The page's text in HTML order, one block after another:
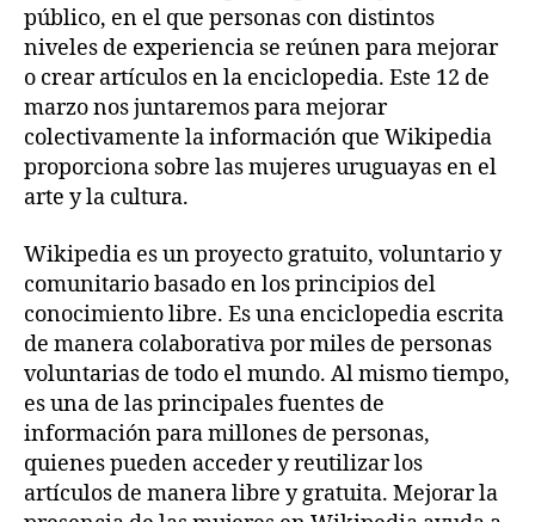
público, en el que personas con distintos
niveles de experiencia se reúnen para mejorar
o crear artículos en la enciclopedia. Este 12 de
marzo nos juntaremos para mejorar
colectivamente la información que Wikipedia
proporciona sobre las mujeres uruguayas en el
arte y la cultura.
Wikipedia es un proyecto gratuito, voluntario y
comunitario basado en los principios del
conocimiento libre. Es una enciclopedia escrita
de manera colaborativa por miles de personas
voluntarias de todo el mundo. Al mismo tiempo,
es una de las principales fuentes de
información para millones de personas,
quienes pueden acceder y reutilizar los
artículos de manera libre y gratuita. Mejorar la